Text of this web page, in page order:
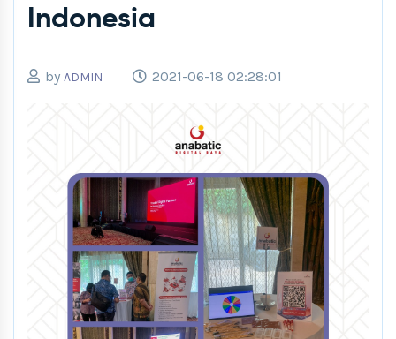
Indonesia
by ADMIN 2021-06-18 02:28:01